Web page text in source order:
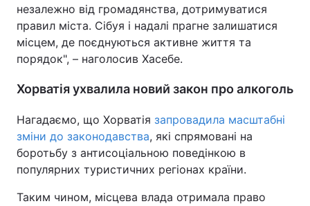
незалежно від громадянства, дотримуватися
правил міста. Сібуя і надалі прагне залишатися
місцем, де поєднуються активне життя та
порядок", – наголосив Хасебе.
Хорватія ухвалила новий закон про алкоголь
Нагадаємо, що Хорватія запровадила масштабні
зміни до законодавства, які спрямовані на
боротьбу з антисоціальною поведінкою в
популярних туристичних регіонах країни.
Таким чином, місцева влада отримала право